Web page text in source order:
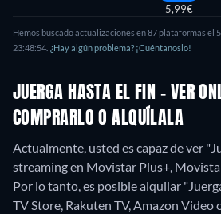
5,99€
Hemos buscado actualizaciones en87plataformas el
23:48:54 ¿Hay algún problema? ¡Cuéntanoslo!
JUERGA HASTA EL FIN - VER
COMPRARLO O ALQUÍLALA
Actualmente, usted es capaz de ver
streaming en Movistar Plus+,
Por lo tanto, es posible alquilar
TV Store, Rakuten TV, Amazon Video